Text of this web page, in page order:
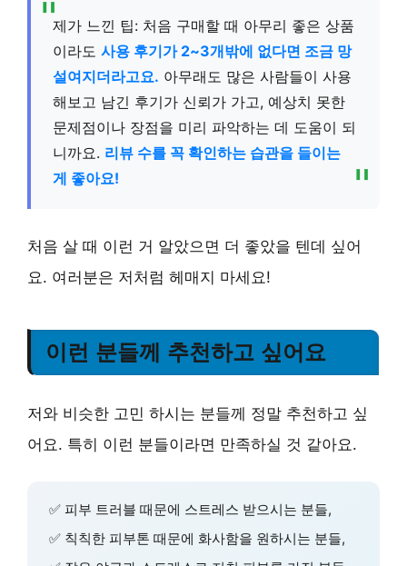
제가 느낀 팁: 처음 구매할 때 아무리 좋은 상품
이라도 사용 후기가 2~3개밖에 없다면 조금 망
설여지더라고요. 아무래도 많은 사람들이 사용
해보고 남긴 후기가 신뢰가 가고, 예상치 못한
문제점이나 장점을 미리 파악하는 데 도움이 되
니까요. 리뷰 수를 꼭 확인하는 습관을 들이는
게 좋아요!
처음 살 때 이런 거 알았으면 더 좋았을 텐데 싶어
요. 여러분은 저처럼 헤매지 마세요!
이런 분들께 추천하고 싶어요
저와 비슷한 고민 하시는 분들께 정말 추천하고 싶
어요. 특히 이런 분들이라면 만족하실 것 같아요.
✅ 피부 트러블 때문에 스트레스 받으시는 분들,
✅ 칙칙한 피부톤 때문에 화사함을 원하시는 분들,